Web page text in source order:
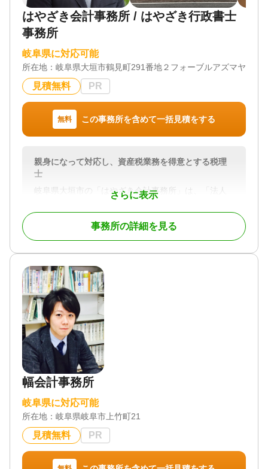
はやざき会計事務所 / はやざき行政書士
事務所
岐阜県に対応可能
所在地： 岐阜県大垣市鶴見町291番地２フォーブルアズマヤ店舗
見積無料 PR
無料 この事務所を含めて一括見積をする
さらに表示
親身になって対応し、資産税業務を得意とする税理
士
岐阜県大垣市の「はやざき会計事務所」は、「法人
設立」「開業支援」「相続税申告」「クラウド会
計」に強い税理士事務所です。これから事業を始め
る方や法人設立して税理士をお探し中の方、税理士
変更を検討している方、クラウド会計に強い税理士
下げることはもちろんのこと、二次相続などの将来
の相続を考慮して、遺産分割の提案をいたします。
相続税対策をされたい方は、合法的な節税対策を提
案いたします。
弊所は顧問契約だけでなく、確定申告だけを依頼し
たい方にも対応しています。個人事業主の方や不動
産所得がある方、不動産を売却された方、贈与を受
けた方などは、一度ご連絡ください。
【対応地域】岐阜県、愛知県
岐阜県、愛知県
対応業務
遺言書 / 遺産分割 / 生前贈与 / 相続財産調査 / 相続税
事務所の詳細を見る
幅会計事務所
岐阜県に対応可能
所在地： 岐阜県岐阜市上竹町21
見積無料 PR